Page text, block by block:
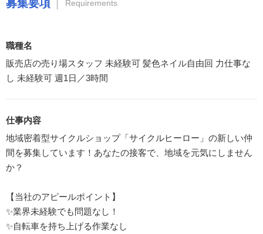
募集要項 Requirements
職種名
販売店の売り場スタッフ 未経験可 髪色ネイル自由回 力仕事な
し 未経験可 週1日／3時間
仕事内容
地域密着型サイクルショップ「サイクルヒーロー」の新しい仲
間を募集しています！あなたの接客で、地域を元気にしません
か？
【当社のアピールポイント】
✨業界未経験でも問題なし！
✨自転車を持ち上げる作業なし